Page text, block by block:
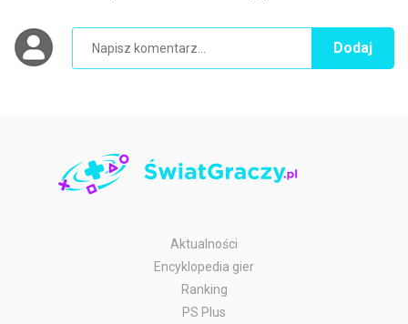
Dodaj
Aktualności
Encyklopedia gier
Ranking
PS Plus